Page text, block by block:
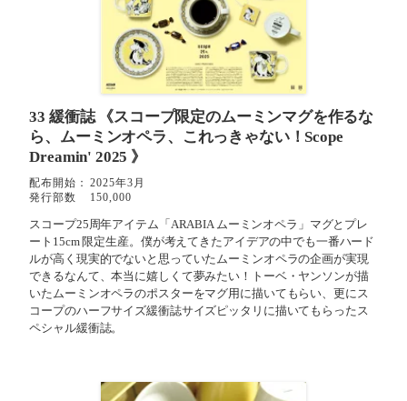
33 緩衝誌《スコープ限定のムーミンマグを作るな
ら、ムーミンオペラ、これっきゃない！Scope
Dreamin' 2025 》
配布開始：
2025年3月
発行部数
150,000
スコープ25周年アイテム「ARABIA ムーミンオペラ」マグとプレ
ート15cm 限定生産。僕が考えてきたアイデアの中でも一番ハード
ルが高く現実的でないと思っていたムーミンオペラの企画が実現
できるなんて、本当に嬉しくて夢みたい！トーベ・ヤンソンが描
いたムーミンオペラのポスターをマグ用に描いてもらい、更にス
コープのハーフサイズ緩衝誌サイズピッタリに描いてもらったス
ペシャル緩衝誌。⁡⁡⁡⁡⁡⁡